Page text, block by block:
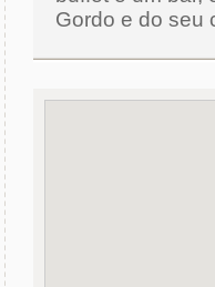
Gordo e do seu